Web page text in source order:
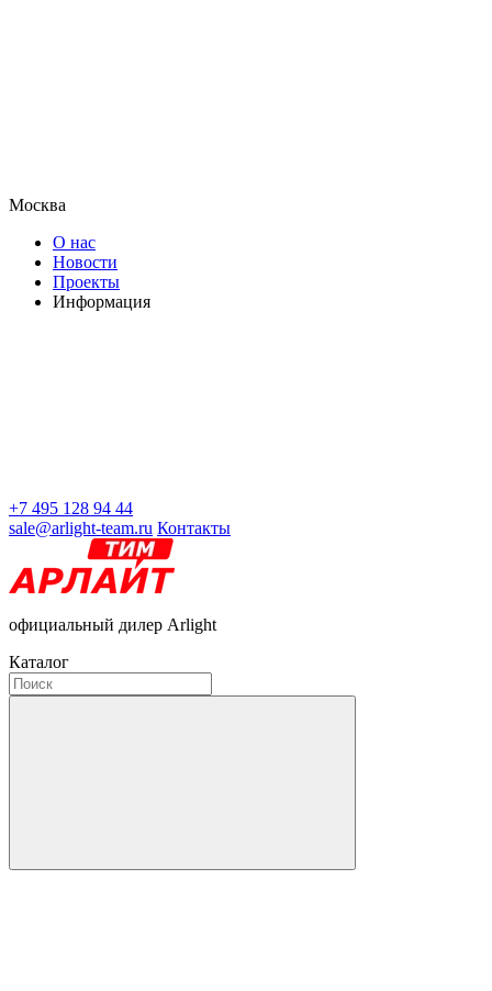
Москва
О нас
Новости
Проекты
Информация
+7 495 128 94 44
sale@arlight-team.ru Контакты
официальный дилер Arlight
Каталог